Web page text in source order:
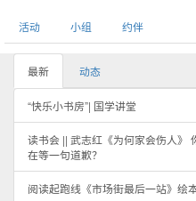
活动 小组 约伴
最新 动态
“快乐小书房”| 国学讲堂
读书会 || 武志红《为何家会伤人》
在等一句道歉？
阅读起跑线《市场街最后一站》绘